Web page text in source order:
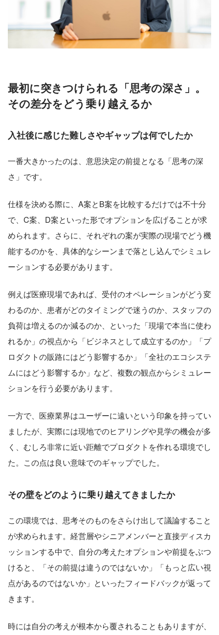
最初に突きつけられる「思考の深さ」。
その差分をどう乗り越えるか
入社後に感じた難しさやギャップは何でしたか
一番大きかったのは、意思決定の前提となる「思考の深
さ」です。
仕様を決める際に、A案とB案を比較するだけでは不十分
で、C案、D案といった形でオプションを広げることが求
められます。さらに、それぞれの案が実際の現場でどう機
能するのかを、具体的なシーンまで落とし込んでシミュレ
ーションする必要があります。
例えば医療現場であれば、受付のオペレーションがどう変
わるのか、患者がどのタイミングで迷うのか、スタッフの
負荷は増えるのか減るのか、といった「現場で本当に使わ
れるか」の視点から「ビジネスとして成立するのか」「プ
ロダクトの販路にはどう影響するか」「全社のエコシステ
ムにはどう影響するか」など、複数の観点からシミュレー
ションを行う必要があります。
一方で、医療業界はユーザーに遠いという印象を持ってい
ましたが、実際には現地でのヒアリングや見学の機会が多
く、むしろ非常に近い距離でプロダクトを作れる環境でし
た。この点は良い意味でのギャップでした。
その壁をどのように乗り越えてきましたか
この環境では、思考そのものをさらけ出して議論すること
が求められます。経営層やシニアメンバーと直接ディスカ
ッションする中で、自分の考えたオプションや前提をぶつ
けると、「その前提は違うのではないか」「もっと広い視
点があるのではないか」といったフィードバックが返って
きます。
時には自分の考えが根本から覆されることもありますが、